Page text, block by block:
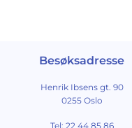
Besøksadresse
Henrik Ibsens gt. 90
0255 Oslo
Tel: 22 44 85 86